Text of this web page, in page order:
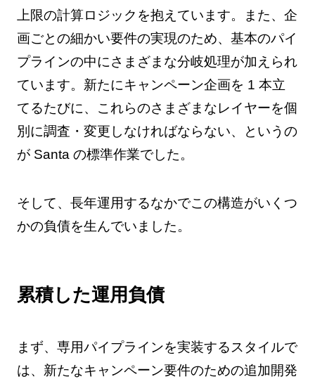
上限の計算ロジックを抱えています。また、企
画ごとの細かい要件の実現のため、基本のパイ
プラインの中にさまざまな分岐処理が加えられ
ています。新たにキャンペーン企画を 1 本立
てるたびに、これらのさまざまなレイヤーを個
別に調査・変更しなければならない、というの
が Santa の標準作業でした。
そして、長年運用するなかでこの構造がいくつ
かの負債を生んでいました。
累積した運用負債
まず、専用パイプラインを実装するスタイルで
は、新たなキャンペーン要件のための追加開発